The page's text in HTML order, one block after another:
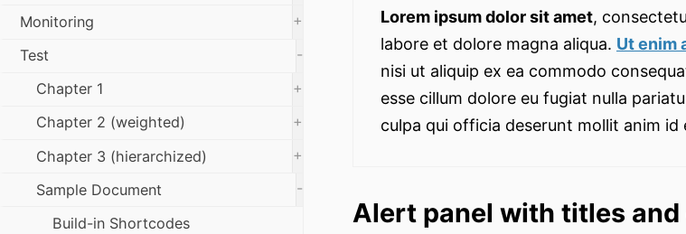
Lorem ipsum dolor sit amet,
labore et dolore magna aliqua. Ut enim
nisi ut aliquip ex ea commodo
esse cillum dolore eu fugiat nulla
culpa qui officia deserunt mollit anim id
Alert panel with titles
Monitoring
+
Test
-
Chapter 1
+
Chapter 2 (weighted)
+
Chapter 3 (hierarchized)
+
Sample Document
-
Build-in Shortcodes